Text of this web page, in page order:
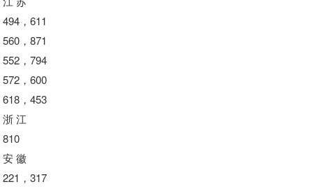
494，611
560，871
552，794
572，600
618，453
浙 江
810
安 徽
221，317